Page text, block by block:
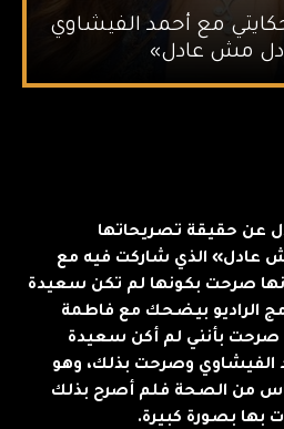
مع أحمد الفيشاوي
مش عادل»
عن حقيقة تصريحاتها
الذي شاركت فيه مع
صرحت بكونها لم تكن سعيدة
الراديو بيضحك مع فاطمة
بأنني لم أكن سعيدة
الفيشاوي وصرحت بذلك، وهو
من الصحة فلم أصرح بذلك
بصورة كبيرة.